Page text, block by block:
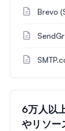
Brevo
6万人以
やリソー